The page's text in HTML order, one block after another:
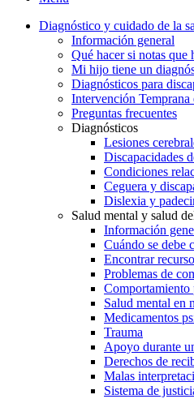
Diagnóstico y cuidado de la
Información general
Qué hacer si notas que
Mi hijo tiene un
Diagnósticos para
Intervención
Preguntas frecuentes
Diagnósticos
Lesiones
Discapacidades
Condiciones
Ceguera y
Dislexia y
Salud mental y salud
Información
Cuándo se debe
Encontrar
Problemas de
Comportamiento
Salud mental en
Medicamentos
Trauma
Apoyo durante
Derechos de
Malas
Sistema de